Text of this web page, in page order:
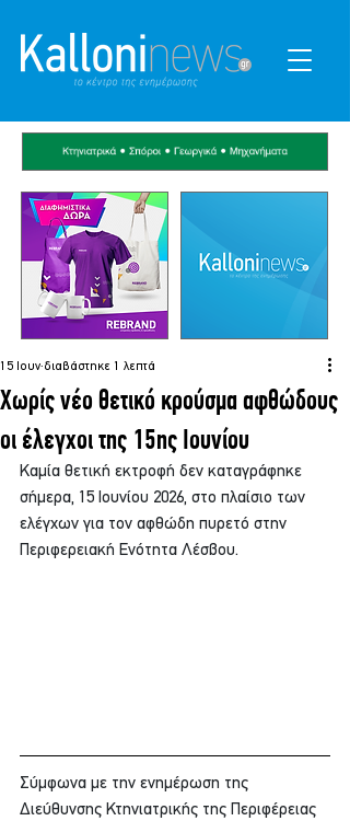
Χωρίς νέο θετικό κρούσμα αφθώδους
οι έλεγχοι της 15ης Ιουνίου
15 Ιουν διαβάστηκε 1 λεπτά
Καμία θετική εκτροφή δεν καταγράφηκε
σήμερα, 15 Ιουνίου 2026, στο πλαίσιο των
ελέγχων για τον αφθώδη πυρετό στην
Περιφερειακή Ενότητα Λέσβου.
Σύμφωνα με την ενημέρωση της
Διεύθυνσης Κτηνιατρικής της Περιφέρειας